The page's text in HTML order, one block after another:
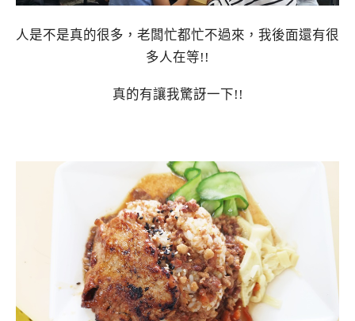
人是不是真的很多，老闆忙都忙不過來，我後面還有很
多人在等!!
真的有讓我驚訝一下!!